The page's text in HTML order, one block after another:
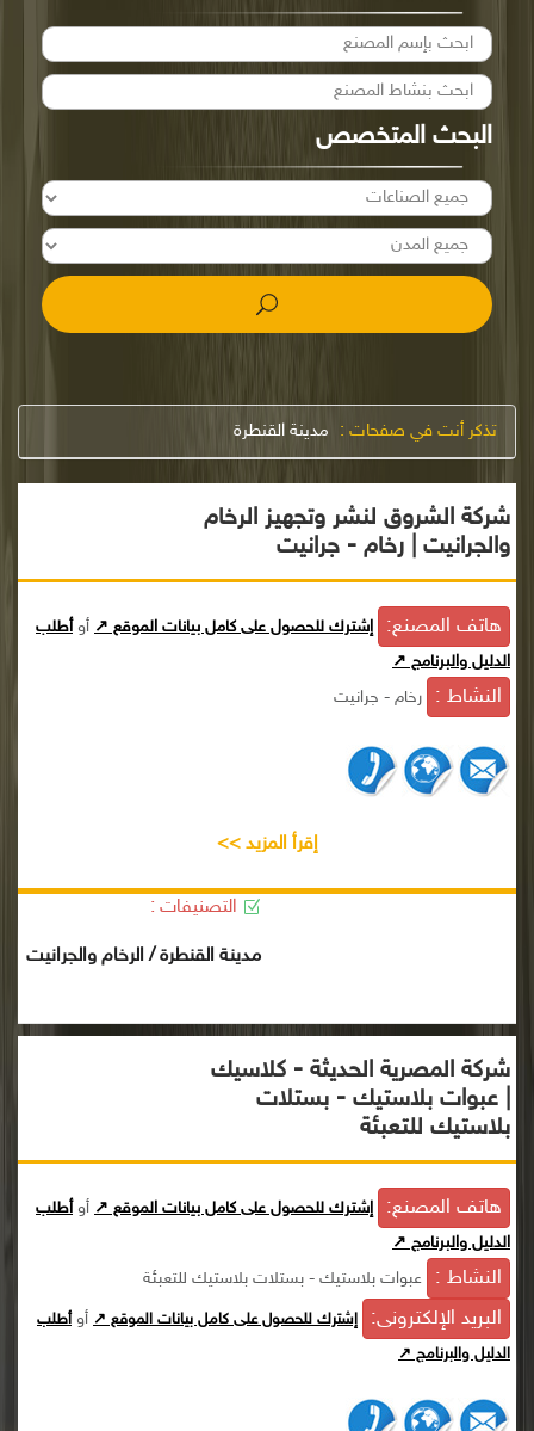
البحث المتخصص
تذكر أنت في صفحات : مدينة القنطرة
شركة الشروق لنشر وتجهيز الرخام
والجرانيت | رخام - جرانيت
هاتف المصنع: إشترك للحصول على كامل بيانات الموقع ↗ أوأطلب
الدليل والبرنامج ↗
النشاط : رخام - جرانيت
إقرأ المزيد >>
التصنيفات :
مدينة القنطرة / الرخام والجرانيت
شركة المصرية الحديثة - كلاسيك
| عبوات بلاستيك - بستلات
بلاستيك للتعبئة
هاتف المصنع: إشترك للحصول على كامل بيانات الموقع ↗ أوأطلب
الدليل والبرنامج ↗
النشاط : عبوات بلاستيك - بستلات بلاستيك للتعبئة
البريد الإلكترونى: إشترك للحصول على كامل بيانات الموقع ↗ أوأطلب
الدليل والبرنامج ↗